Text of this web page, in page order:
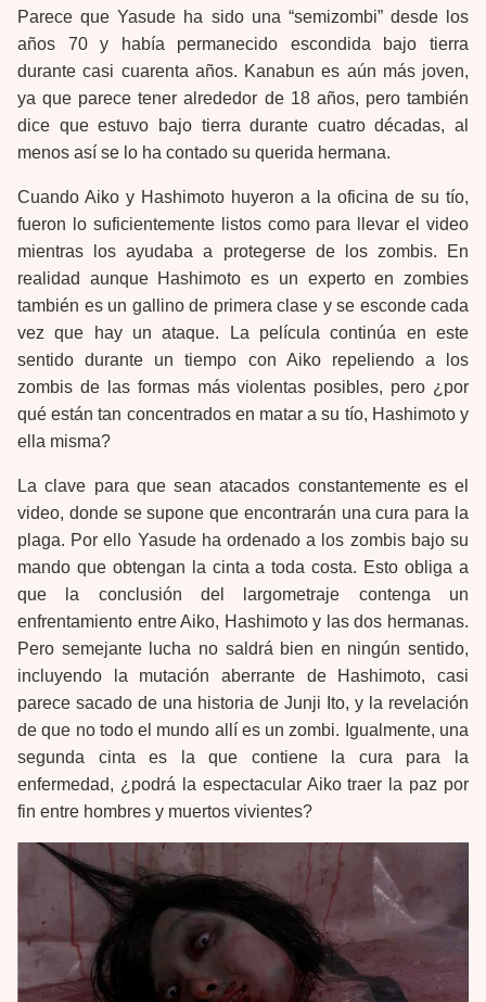
Parece que Yasude ha sido una “semizombi” desde los
años 70 y había permanecido escondida bajo tierra
durante casi cuarenta años. Kanabun es aún más joven,
ya que parece tener alrededor de 18 años, pero también
dice que estuvo bajo tierra durante cuatro décadas, al
menos así se lo ha contado su querida hermana.
Cuando Aiko y Hashimoto huyeron a la oficina de su tío,
fueron lo suficientemente listos como para llevar el video
mientras los ayudaba a protegerse de los zombis. En
realidad aunque Hashimoto es un experto en zombies
también es un gallino de primera clase y se esconde cada
vez que hay un ataque. La película continúa en este
sentido durante un tiempo con Aiko repeliendo a los
zombis de las formas más violentas posibles, pero ¿por
qué están tan concentrados en matar a su tío, Hashimoto y
ella misma?
La clave para que sean atacados constantemente es el
video, donde se supone que encontrarán una cura para la
plaga. Por ello Yasude ha ordenado a los zombis bajo su
mando que obtengan la cinta a toda costa. Esto obliga a
que la conclusión del largometraje contenga un
enfrentamiento entre Aiko, Hashimoto y las dos hermanas.
Pero semejante lucha no saldrá bien en ningún sentido,
incluyendo la mutación aberrante de Hashimoto, casi
parece sacado de una historia de Junji Ito, y la revelación
de que no todo el mundo allí es un zombi. Igualmente, una
segunda cinta es la que contiene la cura para la
enfermedad, ¿podrá la espectacular Aiko traer la paz por
fin entre hombres y muertos vivientes?